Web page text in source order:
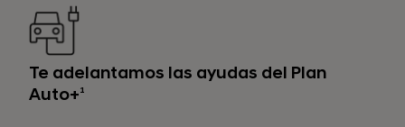
Te adelantamos las ayudas del Plan
Auto+1